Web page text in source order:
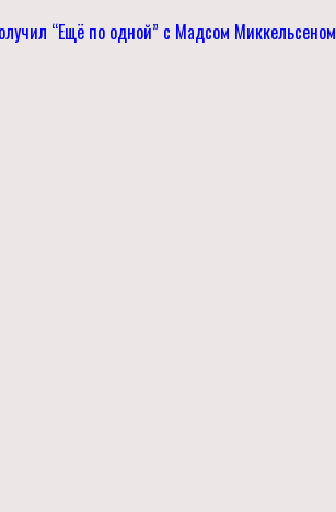
“Ещё по одной” с Мадсом Миккельсеном